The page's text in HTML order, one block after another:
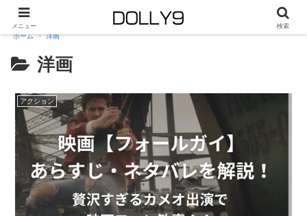
ホーム 洋画
洋画
アクション
メニュー 検索